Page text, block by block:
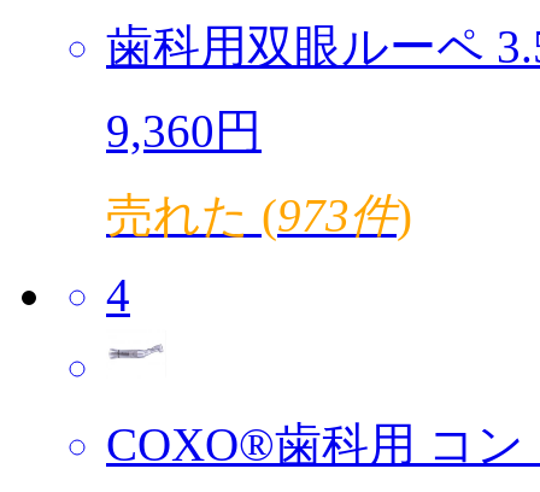
歯科用双眼ルーペ
9,360円
売れた (973件)
4
COXO®歯科用 コン